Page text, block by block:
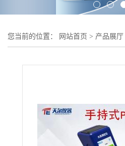
您当前的位置： 网站首页 > 产品展厅